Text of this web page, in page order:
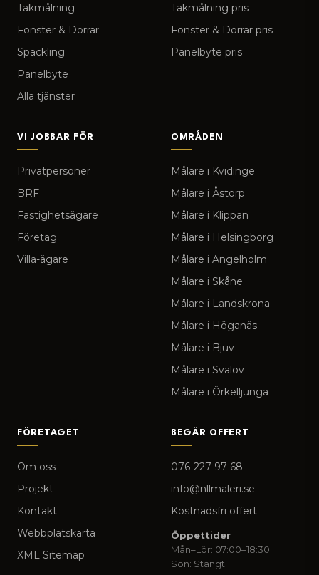
Takmålning
Fönster & Dörrar
Spackling
Panelbyte
Alla tjänster
Takmålning pris
Fönster & Dörrar pris
Panelbyte pris
VI JOBBAR FÖR
Privatpersoner
BRF
Fastighetsägare
Företag
Villa-ägare
OMRÅDEN
Målare i Kvidinge
Målare i Åstorp
Målare i Klippan
Målare i Helsingborg
Målare i Ängelholm
Målare i Skåne
Målare i Landskrona
Målare i Höganäs
Målare i Bjuv
Målare i Svalöv
Målare i Örkelljunga
FÖRETAGET
Om oss
Projekt
Kontakt
Webbplatskarta
XML Sitemap
BEGÄR OFFERT
076-227 97 68
info@nllmaleri.se
Kostnadsfri offert
Öppettider
Mån–Lör: 07:00–18:30
Sön: Stängt